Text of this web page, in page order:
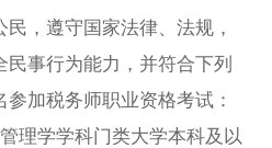
民，遵守国家法律、法规，
事行为能力，并符合下列
加税务师职业资格考试：
理学学科门类大学本科及以